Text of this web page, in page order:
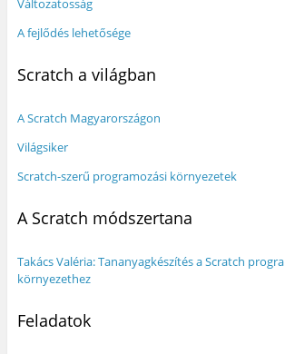
Változatosság
A fejlődés lehetősége
Scratch a világban
A Scratch Magyarországon
Világsiker
Scratch-szerű programozási környezetek
A Scratch módszertana
Takács Valéria: Tananyagkészítés a Scratch
környezethez
Feladatok